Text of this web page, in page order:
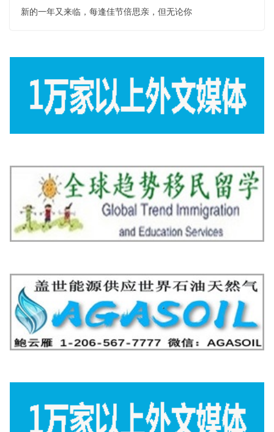
新的一年又来临，每逢佳节倍思亲，但无论你